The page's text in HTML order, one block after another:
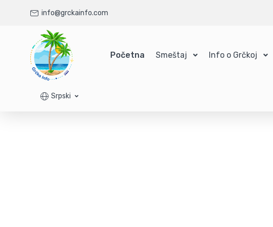
info@grckainfo.com
Početna Smeštaj Info o Grčkoj
Srpski